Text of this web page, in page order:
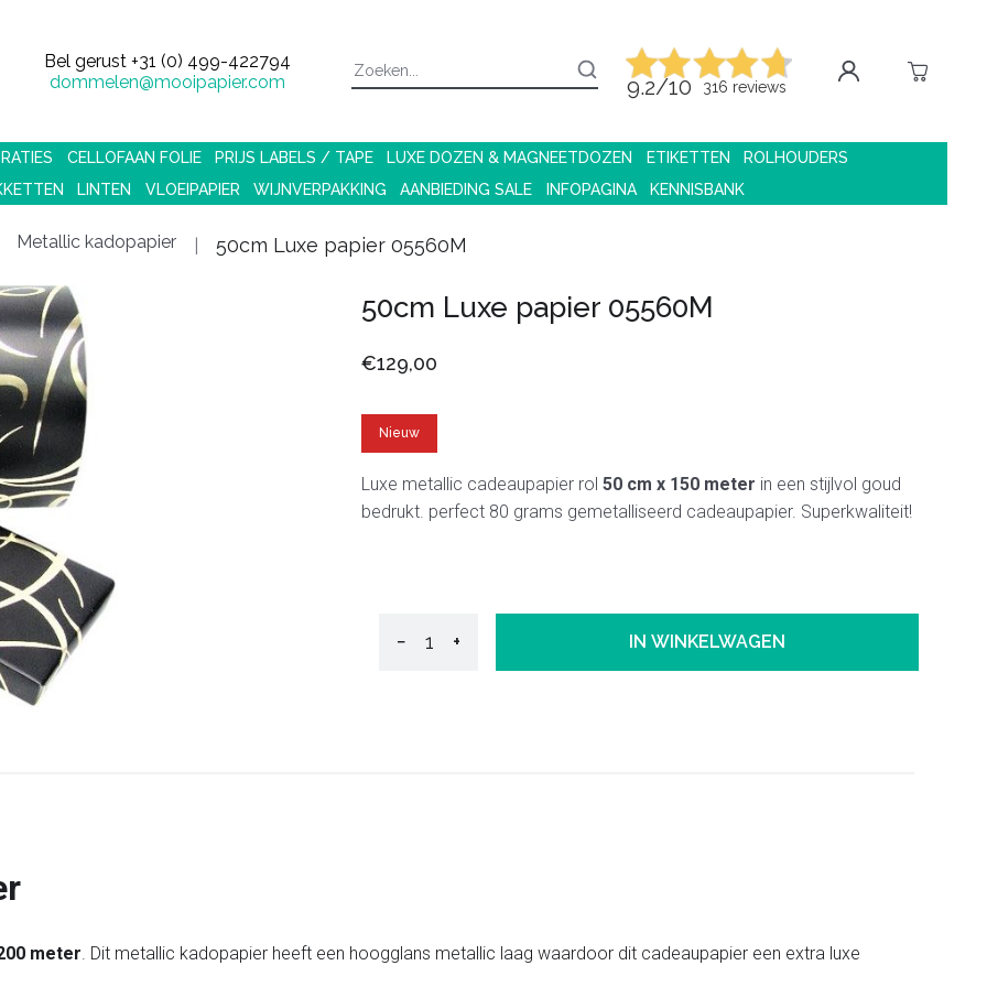
Bel gerust +31 (0) 499-422794
dommelen@mooipapier.com
9.2/10 316 reviews
CELLOFAAN FOLIE PRIJS LABELS / TAPE LUXE DOZEN & MAGNEETDOZEN ETIKETTEN
ROLHOUDERS
LINTEN VLOEIPAPIER WIJNVERPAKKING AANBIEDING SALE INFOPAGINA KENNISBANK
Metallic kadopapier 50cm Luxe papier 05560M
50cm Luxe papier 05560M
€129,00
Nieuw
Luxe metallic cadeaupapier rol 50 cm x 150 meter in een stijlvol goud
bedrukt. perfect 80 grams gemetalliseerd cadeaupapier. Superkwaliteit!
− + IN WINKELWAGEN
meter. Dit metallic kadopapier heeft een hoogglans metallic laag waardoor dit cadeaupapier een extra luxe